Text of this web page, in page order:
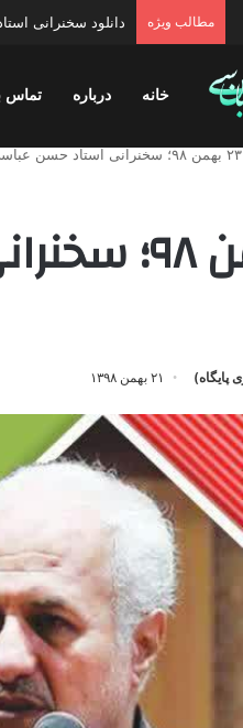
مطالب ویژه دانلود سخنرانی
خانه درباره تماس
۲۳ بهمن ۹۸؛ سخنرانی استاد حسن عباسی در تهران
۲۳ بهمن
پایگاه) ۲۱ بهمن ۱۳۹۸